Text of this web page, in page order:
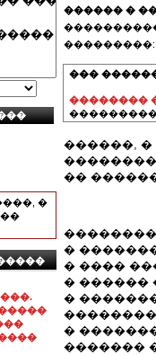
�
������ �
���������:
���
��������
������,
��
� �������
� ����
� ������
�
� �������
�������